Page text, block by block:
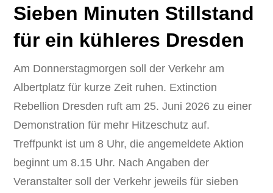
Sieben Minuten Stillstand
für ein kühleres Dresden
Am Donnerstagmorgen soll der Verkehr am
Albertplatz für kurze Zeit ruhen. Extinction
Rebellion Dresden ruft am 25. Juni 2026 zu einer
Demonstration für mehr Hitzeschutz auf.
Treffpunkt ist um 8 Uhr, die angemeldete Aktion
beginnt um 8.15 Uhr. Nach Angaben der
Veranstalter soll der Verkehr jeweils für sieben